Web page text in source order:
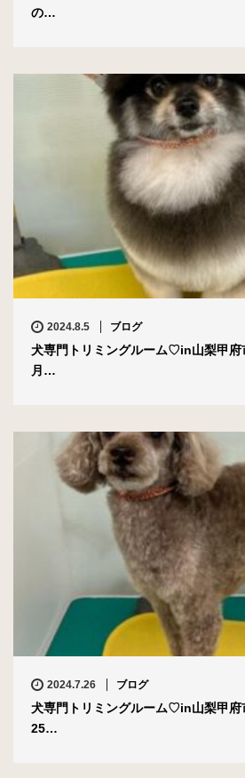
の…
2024.8.5 ブログ
犬専門トリミングルーム♡in山梨甲府
月…
2024.7.26 ブログ
犬専門トリミングルーム♡in山梨甲府
25…